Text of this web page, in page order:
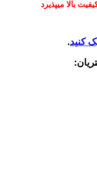
بالا میپذیرد
کنید.